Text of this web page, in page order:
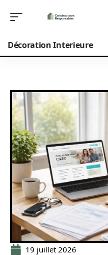
Décoration Interieure
19 juillet 2026